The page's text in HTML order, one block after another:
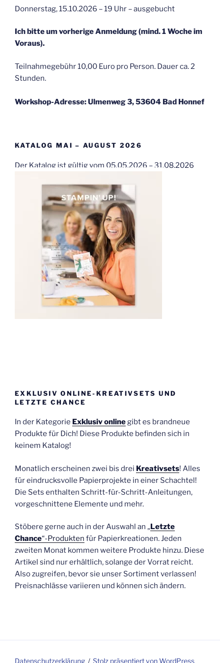
Donnerstag, 15.10.2026 – 19 Uhr – ausgebucht
Ich bitte um vorherige Anmeldung (mind. 1 Woche im
Voraus).
Teilnahmegebühr 10,00 Euro pro Person. Dauer ca. 2
Stunden.
Workshop-Adresse: Ulmenweg 3, 53604 Bad Honnef
KATALOG MAI – AUGUST 2026
Der Katalog ist gültig vom 05.05.2026 – 31.08.2026
EXKLUSIV ONLINE-KREATIVSETS UND
LETZTE CHANCE
In der Kategorie Exklusiv onlinegibt es brandneue
Produkte für Dich! Diese Produkte befinden sich in
keinem Katalog!
Monatlich erscheinen zwei bis drei Kreativsets! Alles
für eindrucksvolle Papierprojekte in einer Schachtel!
Die Sets enthalten Schritt-für-Schritt-Anleitungen,
vorgeschnittene Elemente und mehr.
Stöbere gerne auch in der Auswahl an „Letzte
Chance“-Produkten für Papierkreationen. Jeden
zweiten Monat kommen weitere Produkte hinzu. Diese
Artikel sind nur erhältlich, solange der Vorrat reicht.
Also zugreifen, bevor sie unser Sortiment verlassen!
Preisnachlässe variieren und können sich ändern.
Datenschutzerklärung Stolz präsentiert von WordPress